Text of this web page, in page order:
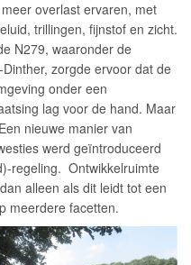
overlast ervaren, met
trillingen, fijnstof en zicht.
N279, waaronder de
zorgde ervoor dat de
onder een
lag voor de hand. Maar
nieuwe manier van
werd geïntroduceerd
regeling. Ontwikkelruimte
alleen als dit leidt tot een
meerdere facetten.